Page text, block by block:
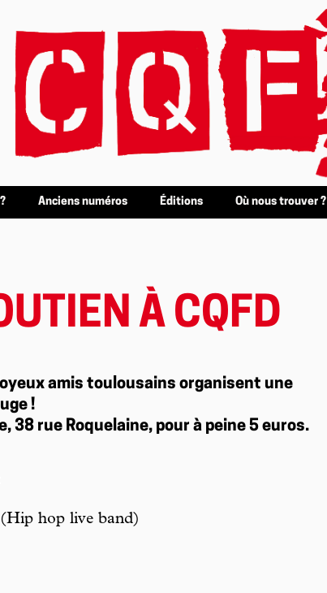
Anciens numéros Éditions Où nous trouver ?
À CQFD
amis toulousains organisent une
!
38 rue Roquelaine, pour à peine 5 euros.
(Hip hop live band)